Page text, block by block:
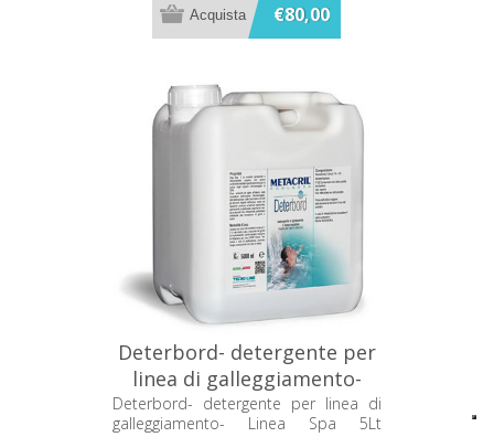
€80,00
Deterbord- detergente per
linea di galleggiamento-
Linea Spa 5Lt 50705001
Deterbord- detergente per linea di
galleggiamento- Linea Spa 5Lt